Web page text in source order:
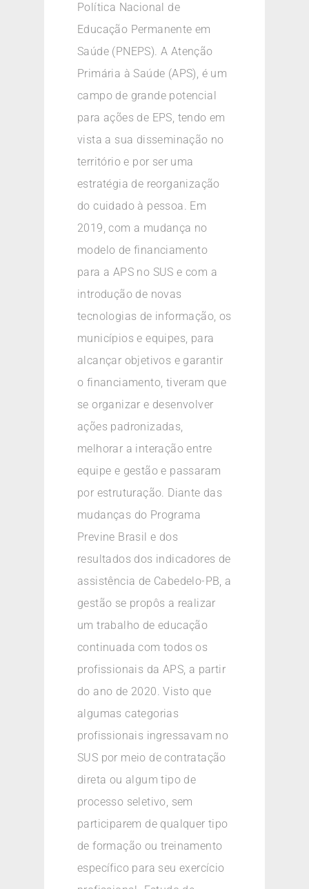
Política Nacional de
Educação Permanente em
Saúde (PNEPS). A Atenção
Primária à Saúde (APS), é um
campo de grande potencial
para ações de EPS, tendo em
vista a sua disseminação no
território e por ser uma
estratégia de reorganização
do cuidado à pessoa. Em
2019, com a mudança no
modelo de financiamento
para a APS no SUS e com a
introdução de novas
tecnologias de informação, os
municípios e equipes, para
alcançar objetivos e garantir
o financiamento, tiveram que
se organizar e desenvolver
ações padronizadas,
melhorar a interação entre
equipe e gestão e passaram
por estruturação. Diante das
mudanças do Programa
Previne Brasil e dos
resultados dos indicadores de
assistência de Cabedelo-PB, a
gestão se propôs a realizar
um trabalho de educação
continuada com todos os
profissionais da APS, a partir
do ano de 2020. Visto que
algumas categorias
profissionais ingressavam no
SUS por meio de contratação
direta ou algum tipo de
processo seletivo, sem
participarem de qualquer tipo
de formação ou treinamento
específico para seu exercício